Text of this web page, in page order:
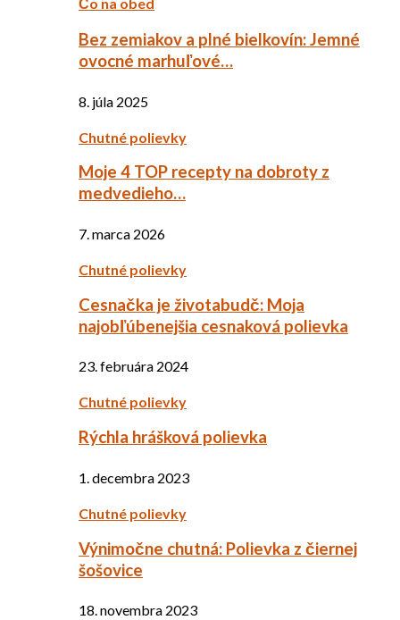
Bez zemiakov a plné bielkovín: Jemné
ovocné marhuľové…
8. júla 2025
Chutné polievky
Moje 4 TOP recepty na dobroty z
medvedieho…
7. marca 2026
Chutné polievky
Cesnačka je životabudč: Moja
najobľúbenejšia cesnaková polievka
23. februára 2024
Chutné polievky
Rýchla hrášková polievka
1. decembra 2023
Chutné polievky
Výnimočne chutná: Polievka z čiernej
šošovice
18. novembra 2023